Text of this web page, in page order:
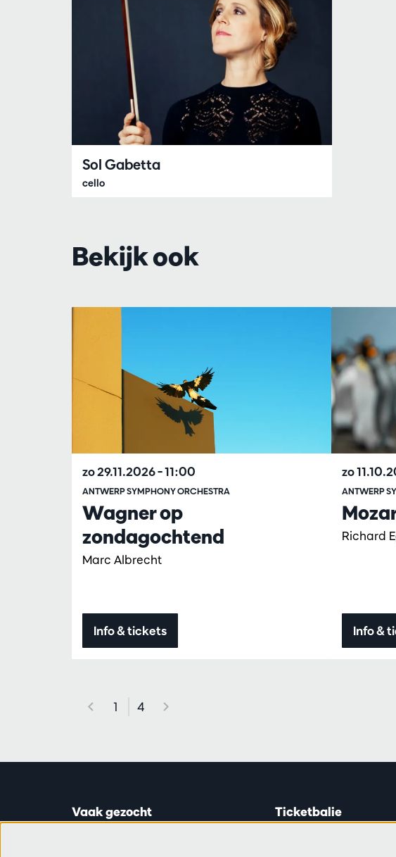
Sol Gabetta
cello
Bekijk ook
Wagner op
zondagochtend
Marc Albrecht
ANTWERP SYMPHONY ORCHESTRA
zo 29.11.2026– 11:00
Info & tickets
Richard
ANTWERP
zo
Info &
1 4
Vaak gezocht Ticketbalie